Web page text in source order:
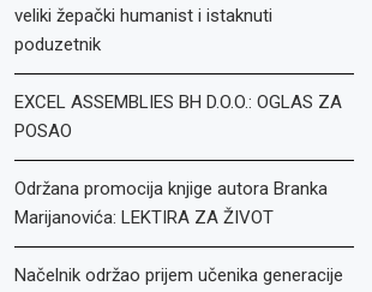
veliki žepački humanist i istaknuti
poduzetnik
EXCEL ASSEMBLIES BH D.O.O.: OGLAS ZA
POSAO
Održana promocija knjige autora Branka
Marijanovića: LEKTIRA ZA ŽIVOT
Načelnik održao prijem učenika generacije